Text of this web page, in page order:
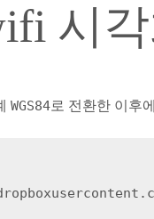
시
WGS84로 전환한 이후